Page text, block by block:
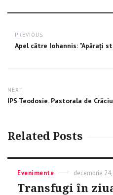
navigation
PREVIOUS
Previous
Apel către Iohannis: ”Apărați
NEXT
Next
IPS Teodosie. Pastorala de
Related Posts
Categories
Evenimente
Posted
on
decembrie
Transfugi în